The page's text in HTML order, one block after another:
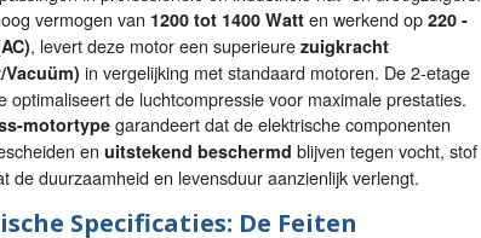
vermogen van 1200 tot 1400 Watten werkend op 220 -
, levert deze motor een superieure zuigkracht
in vergelijking met standaard motoren. De 2-etage
optimaliseert de luchtcompressie voor maximale prestaties.
motortypegarandeert dat de elektrische componenten
en uitstekend beschermd blijven tegen vocht, stof
de duurzaamheid en levensduur aanzienlijk verlengt.
Specificaties: De Feiten